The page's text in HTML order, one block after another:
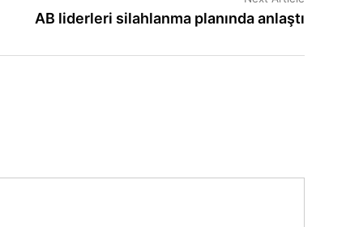
AB liderleri silahlanma planında anlaştı